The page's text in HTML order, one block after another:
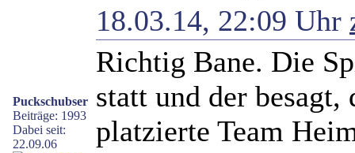
Puckschubser
Beiträge: 1993
Dabei seit:
22.09.06
18.03.14, 22:09 Uhr
Richtig Bane. Die
statt und der besagt,
platzierte Team